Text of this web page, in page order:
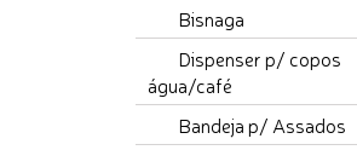
Bisnaga
Dispenser p/ copos
água/café
Bandeja p/ Assados